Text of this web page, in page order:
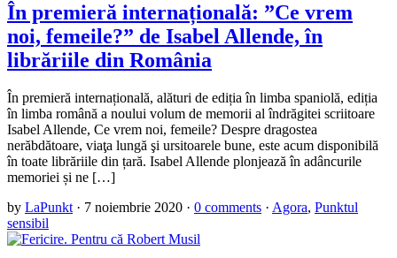
În premieră internațională: ”Ce vrem
noi, femeile?” de Isabel Allende, în
librăriile din România
În premieră internațională, alături de ediția în limba spaniolă, ediția
în limba română a noului volum de memorii al îndrăgitei scriitoare
Isabel Allende, Ce vrem noi, femeile? Despre dragostea
nerăbdătoare, viaţa lungă şi ursitoarele bune, este acum disponibilă
în toate librăriile din țară. Isabel Allende plonjează în adâncurile
memoriei și ne […]
by LaPunkt · 7 noiembrie 2020 · 0 comments · Agora, Punktul
sensibil